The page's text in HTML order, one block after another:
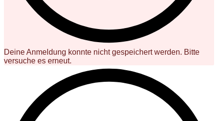
Deine Anmeldung konnte nicht gespeichert werden. Bitte
versuche es erneut.